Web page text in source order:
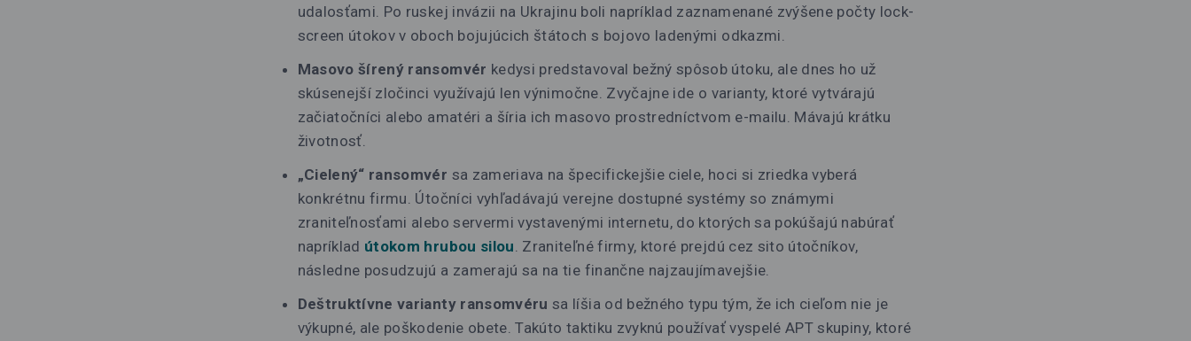
udalosťami. Po ruskej invázii na Ukrajinu boli napríklad zaznamenané zvýšene počty lock-
screen útokov v oboch bojujúcich štátoch s bojovo ladenými odkazmi.
Masovo šírený ransomvér kedysi predstavoval bežný spôsob útoku, ale dnes ho už
skúsenejší zločinci využívajú len výnimočne. Zvyčajne ide o varianty, ktoré vytvárajú
začiatočníci alebo amatéri a šíria ich masovo prostredníctvom e-mailu. Mávajú krátku
životnosť.
„Cielený“ ransomvér sa zameriava na špecifickejšie ciele, hoci si zriedka vyberá
konkrétnu firmu. Útočníci vyhľadávajú verejne dostupné systémy so známymi
zraniteľnosťami alebo servermi vystavenými internetu, do ktorých sa pokúšajú nabúrať
napríklad útokom hrubou silou . Zraniteľné firmy, ktoré prejdú cez sito útočníkov,
následne posudzujú a zamerajú sa na tie finančne najzaujímavejšie.
Deštruktívne varianty ransomvéru sa líšia od bežného typu tým, že ich cieľom nie je
výkupné, ale poškodenie obete. Takúto taktiku zvyknú používať vyspelé APT skupiny, ktoré